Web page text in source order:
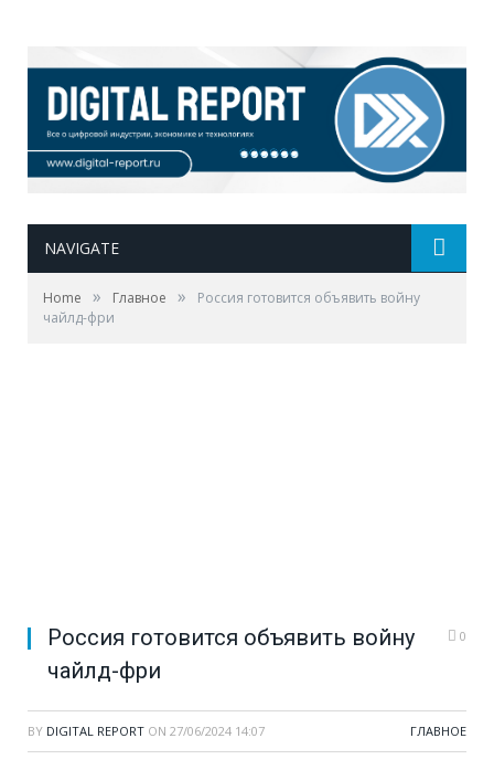
NAVIGATE
Home » Главное »
Россия готовится объявить войну
чайлд-фри
Россия готовится объявить войну
чайлд-фри
0
BY DIGITAL REPORT ON 27/06/2024 14:07 ГЛАВНОЕ